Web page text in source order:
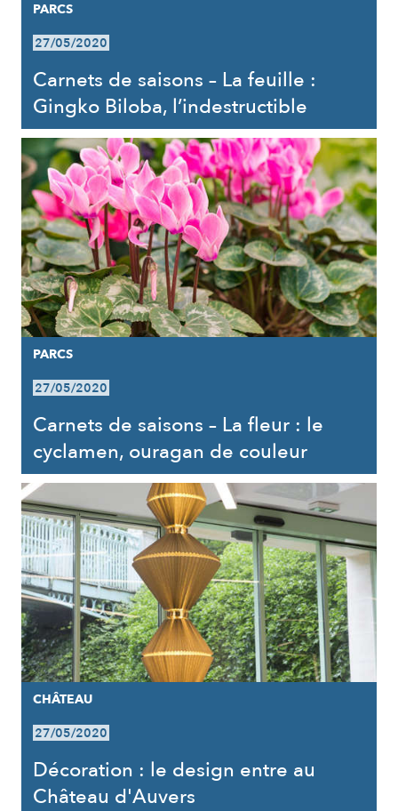
PARCS
27/05/2020
Carnets de saisons – La feuille :
Gingko Biloba, l’indestructible
PARCS
27/05/2020
Carnets de saisons – La fleur : le
cyclamen, ouragan de couleur
CHÂTEAU
27/05/2020
Décoration : le design entre au
Château d'Auvers